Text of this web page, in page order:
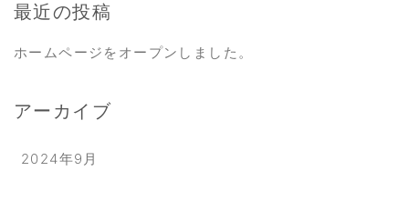
最近の投稿
ホームページをオープンしました。
アーカイブ
2024年9月